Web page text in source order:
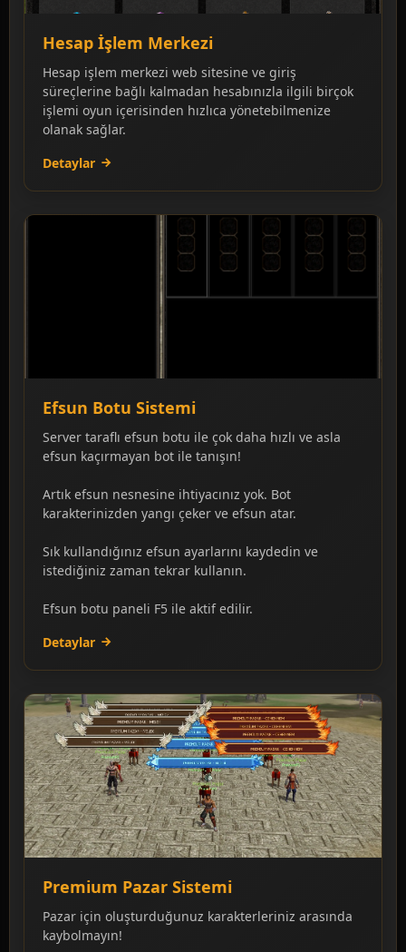
Hesap İşlem Merkezi
Hesap işlem merkezi web sitesine ve giriş
süreçlerine bağlı kalmadan hesabınızla ilgili birçok
işlemi oyun içerisinden hızlıca yönetebilmenize
olanak sağlar.
Detaylar
Efsun Botu Sistemi
Server taraflı efsun botu ile çok daha hızlı ve asla
efsun kaçırmayan bot ile tanışın!
Artık efsun nesnesine ihtiyacınız yok. Bot
karakterinizden yangı çeker ve efsun atar.
Sık kullandığınız efsun ayarlarını kaydedin ve
istediğiniz zaman tekrar kullanın.
Efsun botu paneli F5 ile aktif edilir.
Detaylar
Premium Pazar Sistemi
Pazar için oluşturduğunuz karakterleriniz arasında
kaybolmayın!